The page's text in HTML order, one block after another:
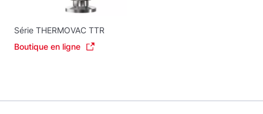
Série THERMOVAC TTR
Boutique en ligne